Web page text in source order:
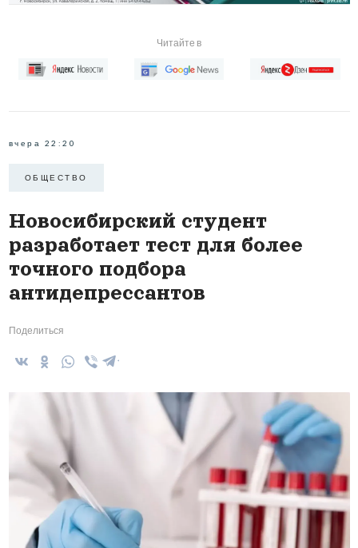
Читайте в
вчера 22:20
ОБЩЕСТВО
Новосибирский студент
разработает тест для более
точного подбора
антидепрессантов
Поделиться